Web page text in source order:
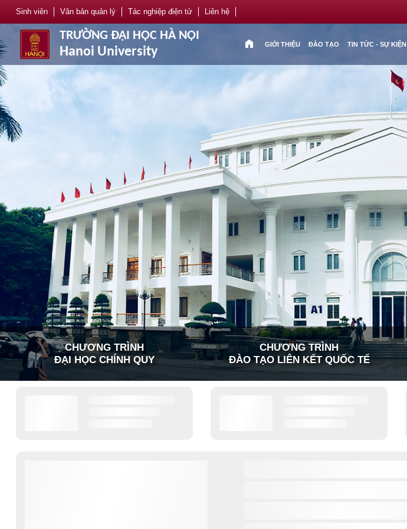
Sinh viên Văn bản quản lý Tác nghiệp điện tử Liên hệ
TRƯỜNG ĐẠI HỌC HÀ NỘI
Hanoi University
home GIỚI THIỆU ĐÀO TẠO TIN TỨC - SỰ KIỆN
CHƯƠNG TRÌNH
ĐẠI HỌC CHÍNH QUY
CHƯƠNG TRÌNH
ĐÀO TẠO LIÊN KẾT QUỐC TẾ